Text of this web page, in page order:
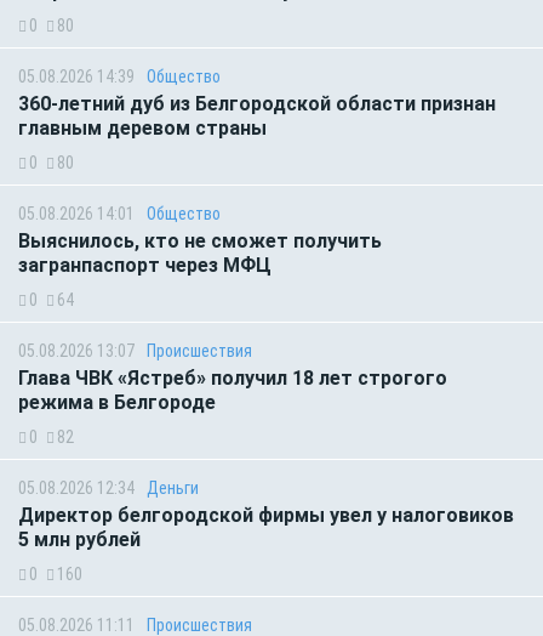
0 80
05.08.2026 14:39 Общество
360-летний дуб из Белгородской области признан
главным деревом страны
0 80
05.08.2026 14:01 Общество
Выяснилось, кто не сможет получить
загранпаспорт через МФЦ
0 64
05.08.2026 13:07 Происшествия
Глава ЧВК «Ястреб» получил 18 лет строгого
режима в Белгороде
0 82
05.08.2026 12:34 Деньги
Директор белгородской фирмы увел у налоговиков
5 млн рублей
0 160
05.08.2026 11:11 Происшествия